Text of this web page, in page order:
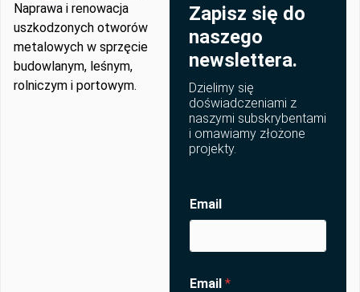
Naprawa i renowacja
uszkodzonych otworów
metalowych w sprzęcie
budowlanym, leśnym,
rolniczym i portowym.
Zapisz się do
naszego
newslettera.
Dzielimy się
doświadczeniami z
naszymi subskrybentami
i omawiamy złożone
projekty.
Email
Email*